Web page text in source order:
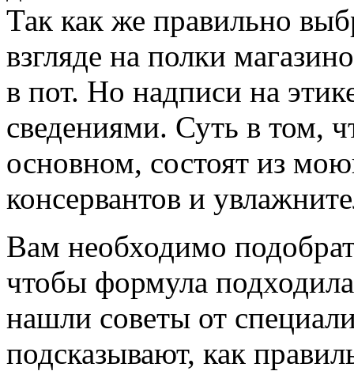
Так как же правильно
взгляде на полки
в пот. Но надписи на
сведениями. Суть в том,
основном, состоят из
консервантов и
Вам необходимо
чтобы формула
нашли советы от
подсказывают, как